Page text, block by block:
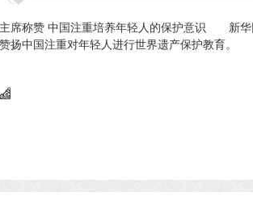
席称赞 中国注重培养年轻人的保护意识 新华
扬中国注重对年轻人进行世界遗产保护教育